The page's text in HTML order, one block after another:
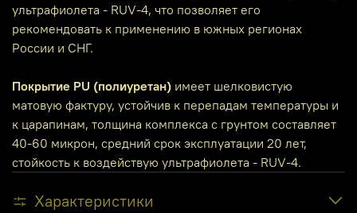
ультрафиолета - RUV-4, что позволяет его
рекомендовать к применению в южных регионах
России и СНГ.
Покрытие PU (полиуретан) имеет шелковистую
матовую фактуру, устойчив к перепадам температуры и
к царапинам, толщина комплекса с грунтом составляет
40-60 микрон, средний срок эксплуатации 20 лет,
стойкость к воздействую ультрафиолета - RUV-4.
Характеристики